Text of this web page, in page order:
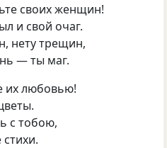
своих женщин!
и свой очаг.
нету трещин,
— ты маг.
их любовью!
с тобою,